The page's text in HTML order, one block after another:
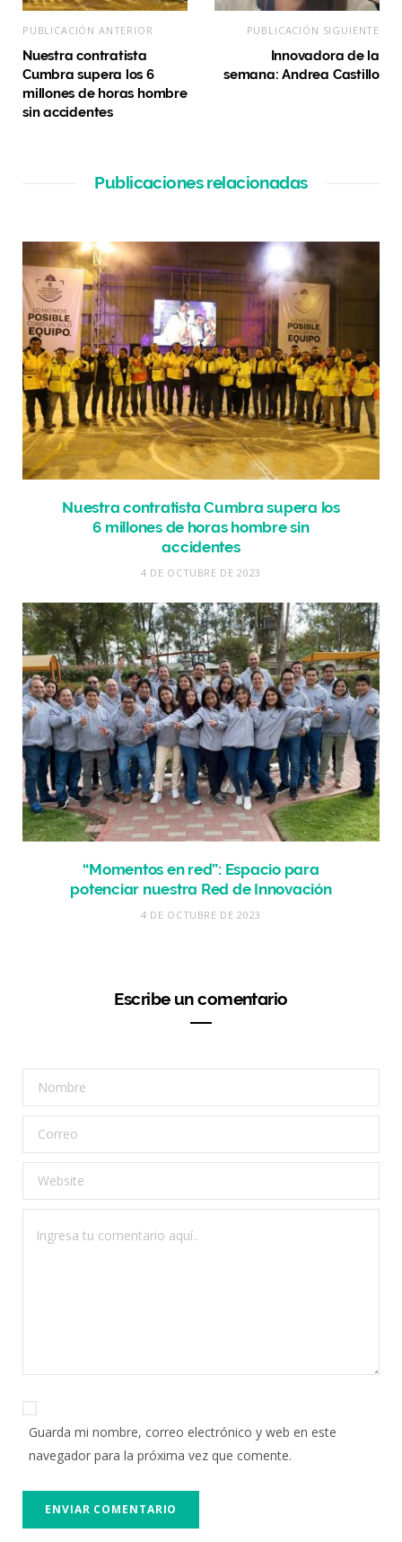
PUBLICACIÓN ANTERIOR
Nuestra contratista
Cumbra supera los 6
millones de horas hombre
sin accidentes
PUBLICACIÓN SIGUIENTE
Innovadora de la
semana: Andrea Castillo
Publicaciones relacionadas
Nuestra contratista Cumbra supera los
6 millones de horas hombre sin
accidentes
4 DE OCTUBRE DE 2023
“Momentos en red”: Espacio para
potenciar nuestra Red de Innovación
4 DE OCTUBRE DE 2023
Escribe un comentario
Guarda mi nombre, correo electrónico y web en este
navegador para la próxima vez que comente.